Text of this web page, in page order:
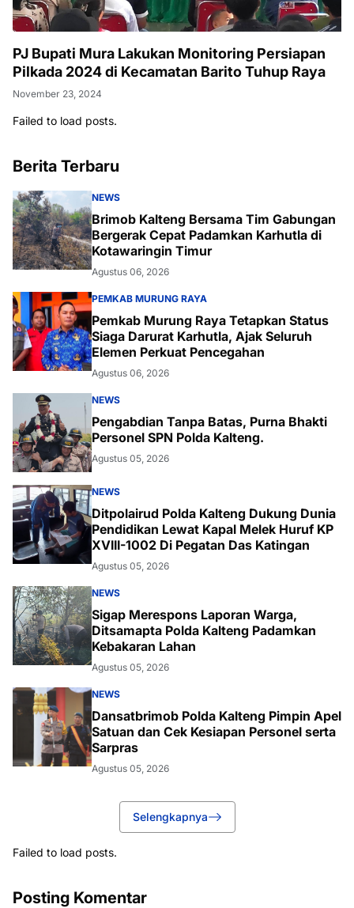
PJ Bupati Mura Lakukan Monitoring Persiapan
Pilkada 2024 di Kecamatan Barito Tuhup Raya
November 23, 2024
Failed to load posts.
Berita Terbaru
NEWS
Brimob Kalteng Bersama Tim Gabungan
Bergerak Cepat Padamkan Karhutla di
Kotawaringin Timur
Agustus 06, 2026
PEMKAB MURUNG RAYA
Pemkab Murung Raya Tetapkan Status
Siaga Darurat Karhutla, Ajak Seluruh
Elemen Perkuat Pencegahan
Agustus 06, 2026
NEWS
Pengabdian Tanpa Batas, Purna Bhakti
Personel SPN Polda Kalteng.
Agustus 05, 2026
NEWS
Ditpolairud Polda Kalteng Dukung Dunia
Pendidikan Lewat Kapal Melek Huruf KP
XVIII-1002 Di Pegatan Das Katingan
Agustus 05, 2026
NEWS
Sigap Merespons Laporan Warga,
Ditsamapta Polda Kalteng Padamkan
Kebakaran Lahan
Agustus 05, 2026
NEWS
Dansatbrimob Polda Kalteng Pimpin Apel
Satuan dan Cek Kesiapan Personel serta
Sarpras
Agustus 05, 2026
Selengkapnya
Failed to load posts.
Posting Komentar